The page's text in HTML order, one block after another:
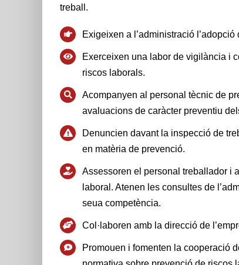
treball.
Exigeixen a l’administració
Exerceixen una labor de vigilància i
riscos laborals.
Acompanyen al personal tècnic de
avaluacions de caràcter preventiu
Denuncien davant la inspecció de
en matèria de prevenció.
Assessoren el personal treballador i
laboral. Atenen les consultes de
seua competència.
Col·laboren amb la direcció de
Promouen i fomenten la cooperació